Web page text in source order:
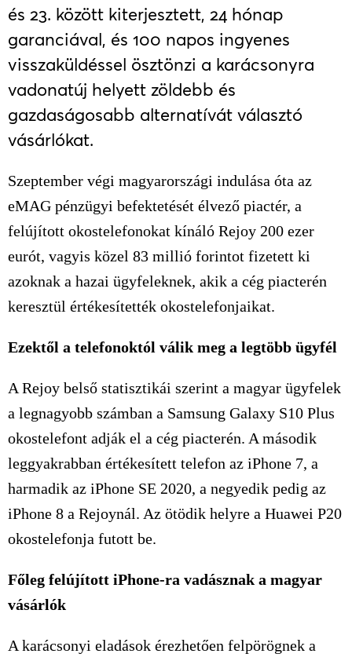
és 23. között kiterjesztett, 24 hónap
garanciával, és 100 napos ingyenes
visszaküldéssel ösztönzi a karácsonyra
vadonatúj helyett zöldebb és
gazdaságosabb alternatívát választó
vásárlókat.
Szeptember végi magyarországi indulása óta az
eMAG pénzügyi befektetését élvező piactér, a
felújított okostelefonokat kínáló Rejoy 200 ezer
eurót, vagyis közel 83 millió forintot fizetett ki
azoknak a hazai ügyfeleknek, akik a cég piacterén
keresztül értékesítették okostelefonjaikat.
Ezektől a telefonoktól válik meg a legtöbb ügyfél
A Rejoy belső statisztikái szerint a magyar ügyfelek
a legnagyobb számban a Samsung Galaxy S10 Plus
okostelefont adják el a cég piacterén. A második
leggyakrabban értékesített telefon az iPhone 7, a
harmadik az iPhone SE 2020, a negyedik pedig az
iPhone 8 a Rejoynál. Az ötödik helyre a Huawei P20
okostelefonja futott be.
Főleg felújított iPhone-ra vadásznak a magyar
vásárlók
A karácsonyi eladások érezhetően felpörögnek a